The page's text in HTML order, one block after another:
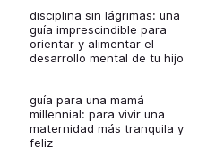
disciplina sin lágrimas: una
guía imprescindible para
orientar y alimentar el
desarrollo mental de tu hijo
guía para una mamá
millennial: para vivir una
maternidad más tranquila y
feliz